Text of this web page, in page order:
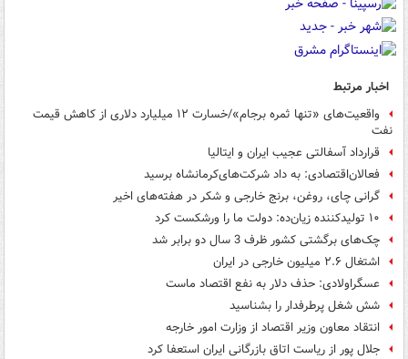
اخبار مرتبط
واقعیت‌های «تنها ثمره برجام»/خسارت ۱۲ میلیارد دلاری از کاهش قیمت
نفت
قرارداد آسفالتی عجیب ایران و ایتالیا
فعالان‌اقتصادی: به‎ داد شرکت‌های‌کرمانشاه برسید
گرانی چای، روغن، برنج خارجی و شکر در هفته‌های اخیر
۱۰ تولیدکننده زیان‌ده: دولت ما را ورشکست کرد
چک‌های برگشتی کشور ظرف 3 سال دو برابر شد
اشتغال ۲.۶ میلیون خارجی در ایران
عسگراولادی: حذف دلار به نفع اقتصاد ماست
شش شغل پرطرفدار را بشناسید
انتقاد معاون وزیر اقتصاد از وزارت امور خارجه
جلال پور از ریاست اتاق بازرگانی ایران استعفا کرد